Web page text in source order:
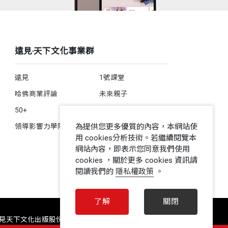
遠見‧天下文化事業群
遠見
哈佛商業評論
50+
領導影響力學院
1號課堂
未來親子
下文化出版股份有限公司 ALL RIGHTS RESERVED
為提供您更多優質的內容，本網站使
用 cookies分析技術。若繼續閱覽本
網站內容，即表示您同意我們使用
cookies ，關於更多 cookies 資訊請
閱讀我們的 隱私權政策 。
了解 關閉